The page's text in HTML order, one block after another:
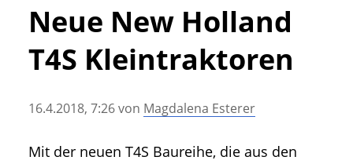
• Hof- und Stalltechnik
• Forst, Garten und Kommune
• NawaRo und erneuerbare Energie
• Landtechnik allgemein
• Geschichte und Geschichten
Neue New Holland
T4S Kleintraktoren
16.4.2018, 7:26von Magdalena Esterer
Mit der neuen T4S Baureihe, die aus den